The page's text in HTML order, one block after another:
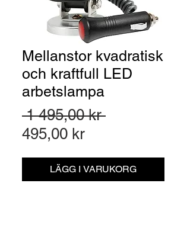
Mellanstor kvadratisk
och kraftfull LED
arbetslampa
1 495,00 kr Ordinarie
495,00 krReapris
LÄGG I VARUKORG